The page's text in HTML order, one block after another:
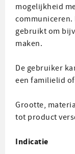
mogelijkheid
communiceren.
gebruikt om
maken.
De gebruiker
een familielid
Grootte,
tot product
Indicatie